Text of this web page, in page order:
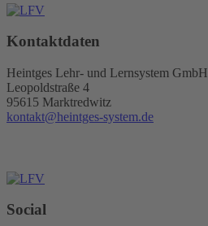
Kontaktdaten
Heintges Lehr- und Lernsystem GmbH
Leopoldstraße 4
95615 Marktredwitz
kontakt@heintges-system.de
Social